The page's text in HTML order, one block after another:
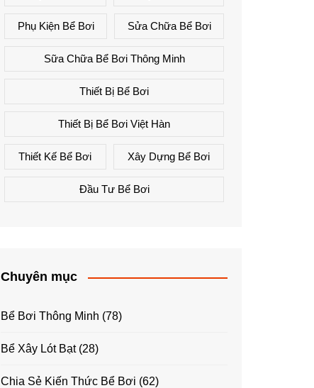
Phụ Kiện Bể Bơi Sửa Chữa Bể Bơi
Sữa Chữa Bể Bơi Thông Minh
Thiết Bị Bể Bơi
Thiết Bị Bể Bơi Việt Hàn
Thiết Kế Bể Bơi Xây Dựng Bể Bơi
Đầu Tư Bể Bơi
Chuyên mục
Bể Bơi Thông Minh (78)
Bể Xây Lót Bạt(28)
Chia Sẻ Kiến Thức Bể Bơi (62)